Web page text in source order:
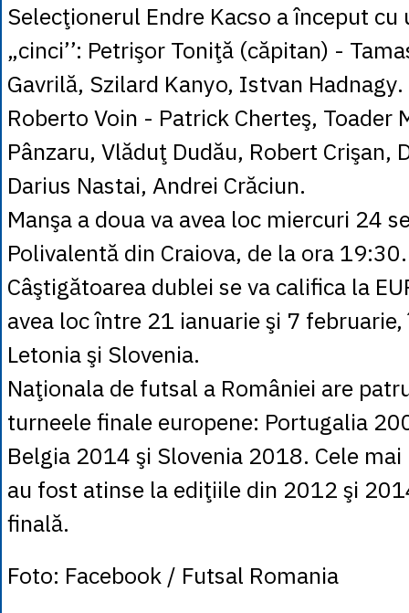
Selecţionerul Endre Kacso a început
„cinci’’: Petrişor Toniţă (căpitan) -
Gavrilă, Szilard Kanyo, Istvan
Roberto Voin - Patrick Cherteş, Toader
Pânzaru, Vlăduţ Dudău, Robert Crişan,
Darius Nastai, Andrei Crăciun.
Manşa a doua va avea loc miercuri 24
Polivalentă din Craiova, de la ora 19:30.
Câştigătoarea dublei se va califica la
avea loc între 21 ianuarie şi 7
Letonia şi Slovenia.
Naţionala de futsal a României are
turneele finale europene: Portugalia
Belgia 2014 şi Slovenia 2018. Cele
au fost atinse la ediţiile din 2012 şi
finală.
Foto: Facebook / Futsal Romania